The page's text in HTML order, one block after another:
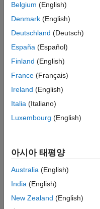
In the Add-On
Features for Vehicle
Install the support
For details about
Belgium (English)
Denmark (English)
Deutschland (Deutsch)
España (Español)
Finland (English)
France (Français)
Ireland (English)
Italia (Italiano)
Luxembourg (English)
아시아 태평양
Australia (English)
India (English)
New Zealand (English)